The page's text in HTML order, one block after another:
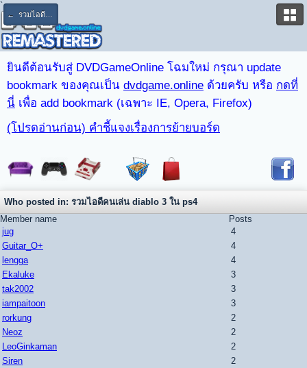
`
← รวมไอดีคนเล่น diablo 3 ใน ps4
ยินดีต้อนรับสู่ DVDGameOnline โฉมใหม่ กรุณา update
bookmark ของคุณเป็น dvdgame.online ด้วยครับ หรือ กดที่
นี่ เพื่อ add bookmark (เฉพาะ IE, Opera, Firefox)
(โปรดอ่านก่อน) คำชี้แจงเรื่องการย้ายบอร์ด
Who posted in: รวมไอดีคนเล่น diablo 3 ใน ps4
Member name
Posts
jug
4
Guitar_O+
4
lengga
4
Ekaluke
3
tak2002
3
iampaitoon
3
rorkung
2
Neoz
2
LeoGinkaman
2
Siren
2